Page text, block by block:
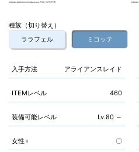
種族（切り替え）
ララフェル
ミコッテ
入手方法 アライアンスレイド
ITEMレベル 460
装備可能レベル Lv.80 ～
女性♀ 〇